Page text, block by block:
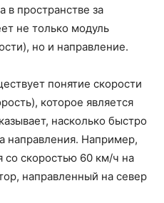
в пространстве за
не только модуль
но и направление.
понятие скорости
которое является
насколько быстро
направления. Например,
со скоростью 60 км/ч на
направленный на север